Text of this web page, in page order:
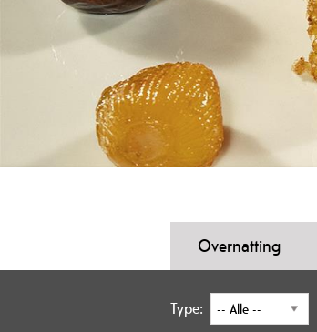
Overnatting
Type: